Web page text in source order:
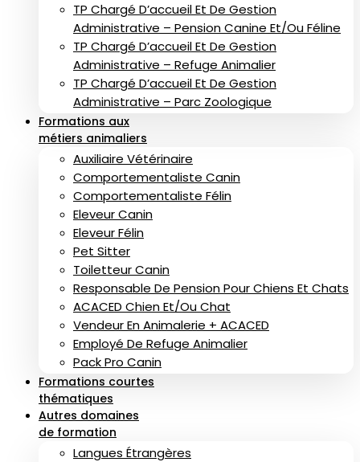
TP Chargé D’accueil Et De Gestion
Administrative – Pension Canine Et/ou Féline
TP Chargé D’accueil Et De Gestion
Administrative – Refuge Animalier
TP Chargé D’accueil Et De Gestion
Administrative – Parc Zoologique
Formations aux
métiers animaliers
Auxiliaire Vétérinaire
Comportementaliste Canin
Comportementaliste Félin
Eleveur Canin
Eleveur Félin
Pet Sitter
Toiletteur Canin
Responsable De Pension Pour Chiens Et Chats
ACACED Chien Et/ou Chat
Vendeur En Animalerie + ACACED
Employé De Refuge Animalier
Pack Pro Canin
Formations courtes
thématiques
Autres domaines
de formation
Langues Étrangères